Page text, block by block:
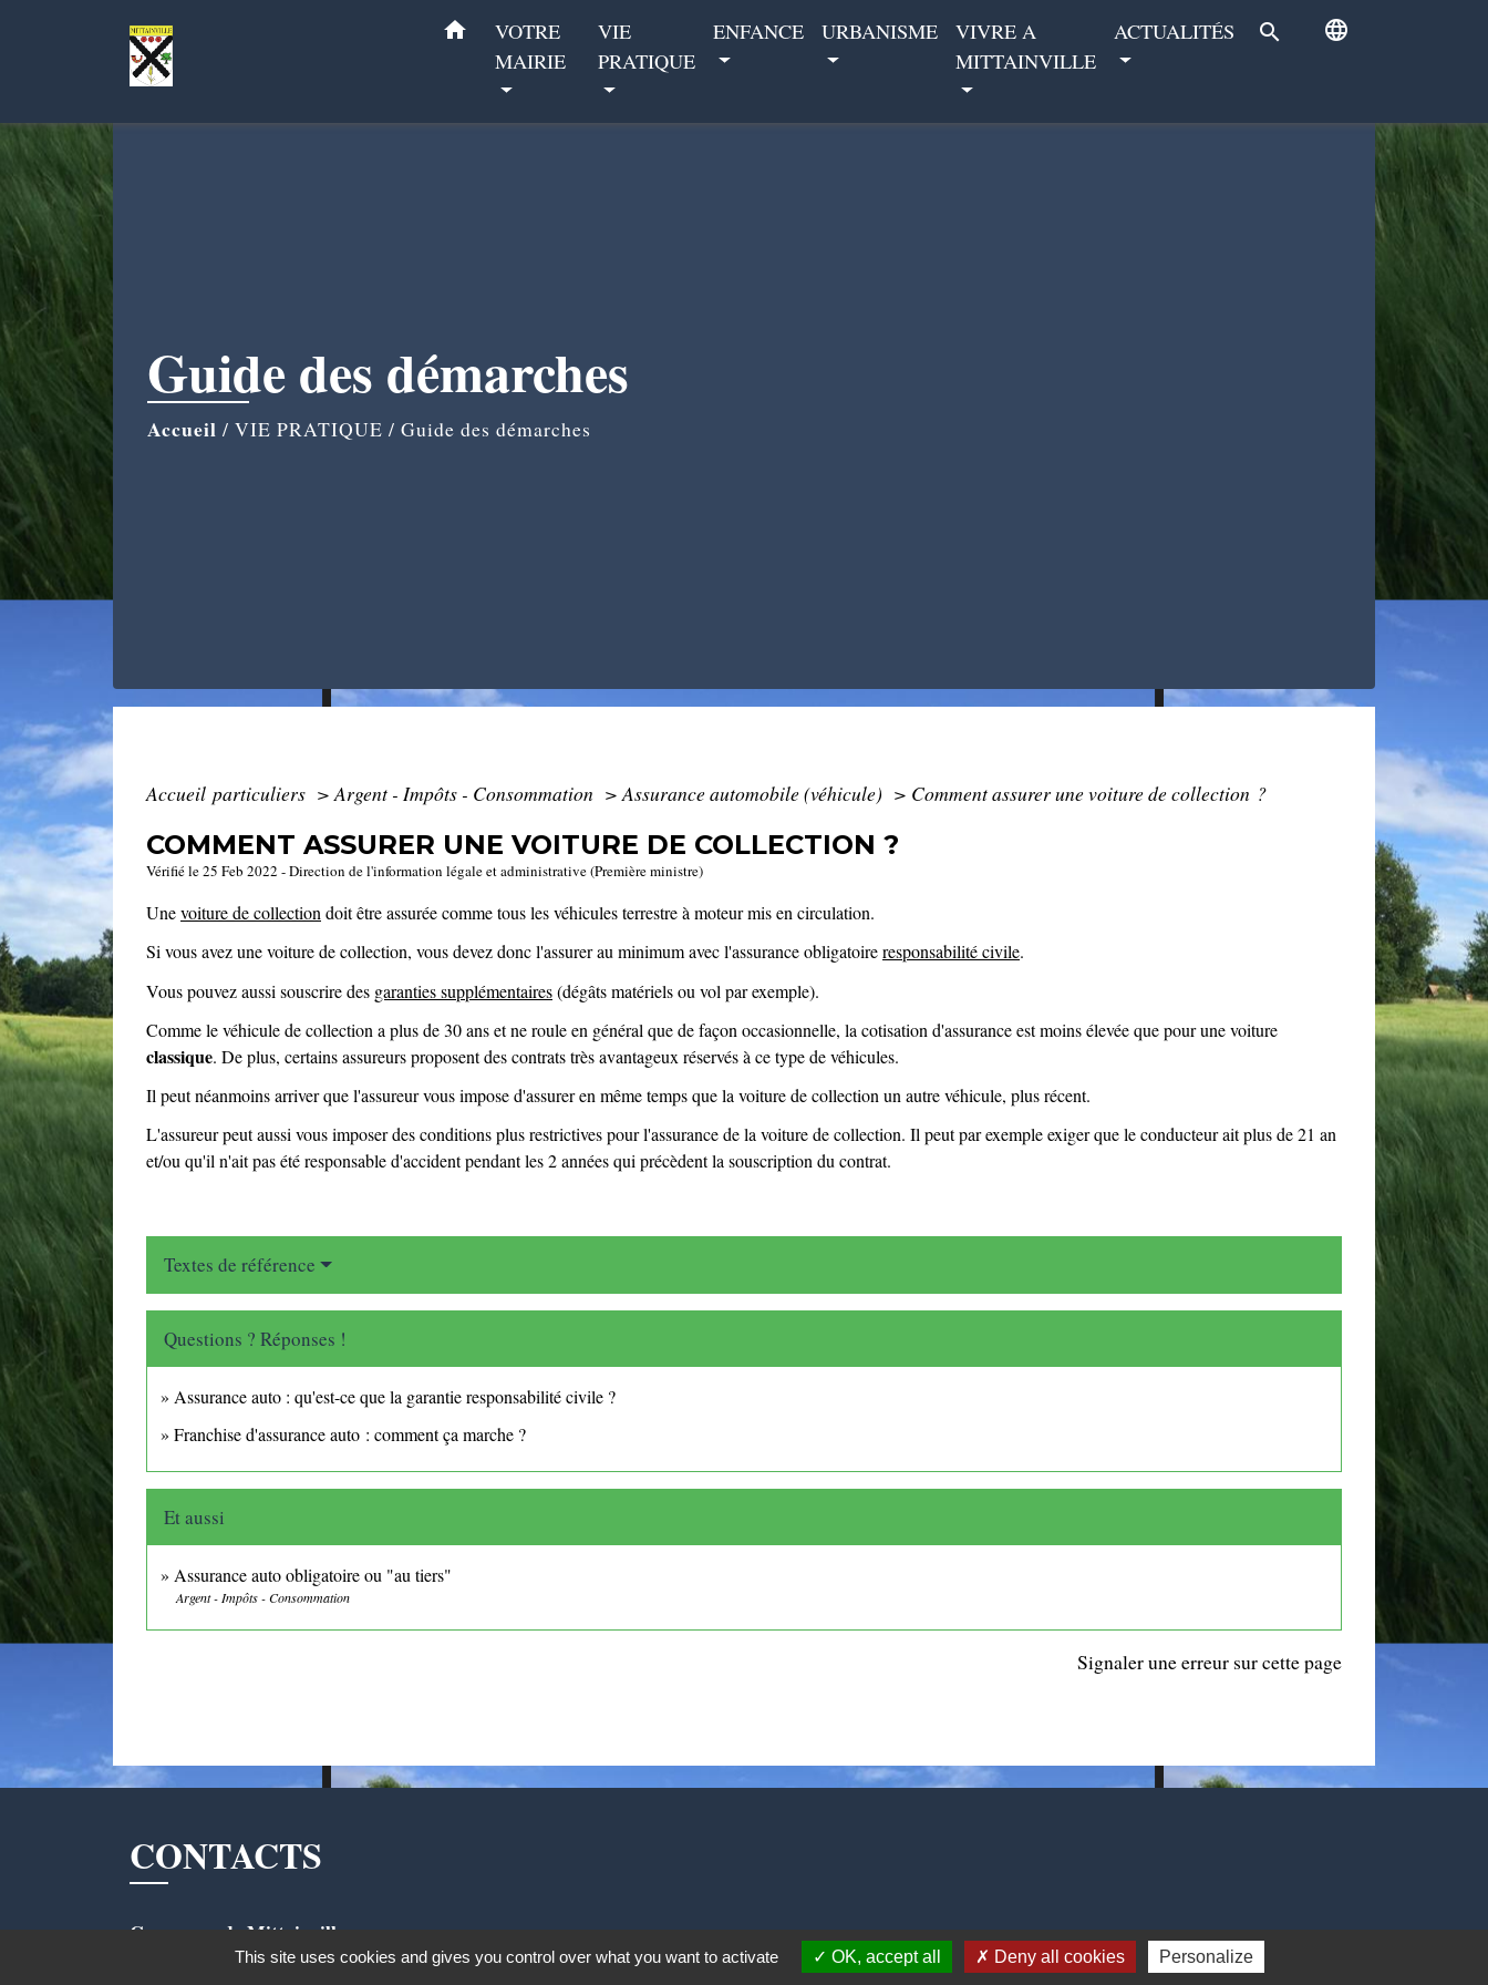
home
VOTRE
MAIRIE
VIE
PRATIQUE
ENFANCE URBANISME
VIVRE A
MITTAINVILLE
ACTUALITÉS search language
Guide des démarches
Accueil / VIE PRATIQUE / Guide des démarches
Accueil particuliers > Argent - Impôts - Consommation > Assurance automobile (véhicule) > Comment assurer une voiture de collection ?
COMMENT ASSURER UNE VOITURE DE COLLECTION ?
Vérifié le 25 Feb 2022 - Direction de l'information légale et administrative (Première ministre)
Unevoiture de collection doit être assurée comme tous les véhicules terrestre à moteur mis en circulation.
Si vous avez une voiture de collection, vous devez donc l'assurer au minimum avec l'assurance obligatoireresponsabilité civile.
Vous pouvez aussi souscrire des garanties supplémentaires(dégâts matériels ou vol par exemple).
Comme le véhicule de collection a plus de 30 ans et ne roule en général que de façon occasionnelle, la cotisation d'assurance est moins élevée que pour une voiture
classique. De plus, certains assureurs proposent des contrats très avantageux réservés à ce type de véhicules.
Il peut néanmoins arriver que l'assureur vous impose d'assurer en même temps que la voiture de collection un autre véhicule, plus récent.
L'assureur peut aussi vous imposer des conditions plus restrictives pour l'assurance de la voiture de collection. Il peut par exemple exiger que le conducteur ait plus de 21 an
et/ou qu'il n'ait pas été responsable d'accident pendant les 2 années qui précèdent la souscription du contrat.
Textes de référence
Questions ? Réponses !
Assurance auto : qu'est-ce que la garantie responsabilité civile ?
Franchise d'assurance auto : comment ça marche ?
Et aussi
Assurance auto obligatoire ou "au tiers"
Argent - Impôts - Consommation
Signaler une erreur sur cette page
CONTACTS
Commune de Mittainville
5 rue de la MairieThis site uses cookies and gives you control over what you want to activate OK, accept all Deny all cookies Personalize